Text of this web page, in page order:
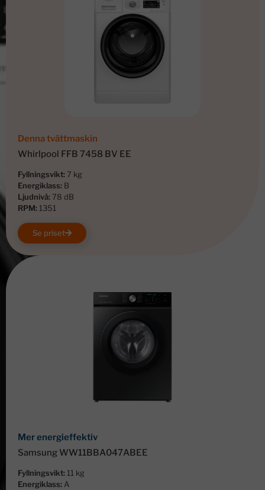
Denna tvättmaskin
Whirlpool FFB 7458 BV EE
Fyllningsvikt: 7 kg
Energiklass: B
Ljudnivå: 78 dB
RPM: 1351
Se priset
Mer energieffektiv
Samsung WW11BBA047ABEE
Fyllningsvikt: 11 kg
Energiklass: A